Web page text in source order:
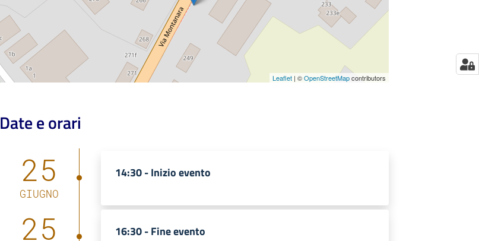
Leaflet| ©OpenStreetMapcontributors
Date e orari
25
GIUGNO
14:30 -Inizio evento
25 16:30 -Fine evento